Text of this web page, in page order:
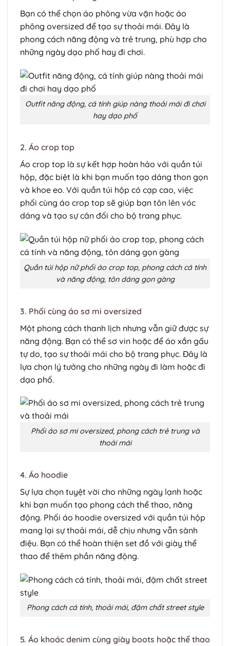
Bạn có thể chọn áo phông vừa vặn hoặc áo
phông oversized để tạo sự thoải mái. Đây là
phong cách năng động và trẻ trung, phù hợp cho
những ngày dạo phố hay đi chơi.
Outfit năng động, cá tính giúp nàng thoải mái đi chơi
hay dạo phố
2. Áo crop top
Áo crop top là sự kết hợp hoàn hảo với quần túi
hộp, đặc biệt là khi bạn muốn tạo dáng thon gọn
và khoe eo. Với quần túi hộp có cạp cao, việc
phối cùng áo crop top sẽ giúp bạn tôn lên vóc
dáng và tạo sự cân đối cho bộ trang phục.
Quần túi hộp nữ phối áo crop top, phong cách cá tính
và năng động, tôn dáng gọn gàng
3. Phối cùng áo sơ mi oversized
Một phong cách thanh lịch nhưng vẫn giữ được sự
năng động. Bạn có thể sơ vin hoặc để áo xắn gấu
tự do, tạo sự thoải mái cho bộ trang phục. Đây là
lựa chọn lý tưởng cho những ngày đi làm hoặc đi
dạo phố.
Phối áo sơ mi oversized, phong cách trẻ trung và
thoải mái
4. Áo hoodie
Sự lựa chọn tuyệt vời cho những ngày lạnh hoặc
khi bạn muốn tạo phong cách thể thao, năng
động. Phối áo hoodie oversized với quần túi hộp
mang lại sự thoải mái, dễ chịu nhưng vẫn sành
điệu. Bạn có thể hoàn thiện set đồ với giày thể
thao để thêm phần năng động.
Phong cách cá tính, thoải mái, đậm chất street style
5. Áo khoác denim cùng giày boots hoặc thể thao